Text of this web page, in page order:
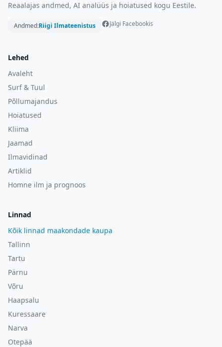
Reaalajas andmed, AI analüüs ja hoiatused kogu Eestile.
Andmed:Riigi Ilmateenistus Jälgi Facebookis
Lehed
Avaleht
Surf & Tuul
Põllumajandus
Hoiatused
Kliima
Jaamad
Ilmavidinad
Artiklid
Homne ilm ja prognoos
Linnad
Kõik linnad maakondade kaupa
Tallinn
Tartu
Pärnu
Võru
Haapsalu
Kuressaare
Narva
Otepää